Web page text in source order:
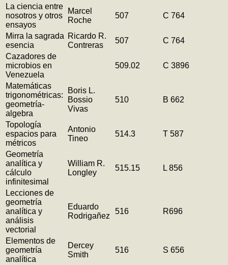
La ciencia entre
nosotros y otros
ensayos
Marcel
Roche
507 C 764
Mirra la sagrada
esencia
Ricardo R.
Contreras
507
C 764
Cazadores de
microbios en
Venezuela
509.02 C 3896
Matemáticas
trigonométricas:
geometría-
algebra
Boris L.
Bossio
Vivas
510 B 662
Topología
espacios para
métricos
Antonio
Tineo
514.3 T 587
Geometría
analítica y
cálculo
infinitesimal
William R.
Longley
515.15 L 856
Lecciones de
geometría
analítica y
análisis
vectorial
Eduardo
Rodrigañez
516 R696
Elementos de
geometría
analítica
Dercey
Smith
516 S 656